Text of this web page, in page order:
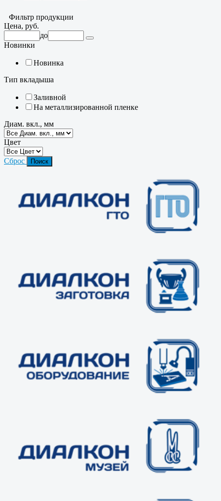
Фильтр продукции
Цена, руб.
до
Новинки
Новинка
Тип вкладыша
Заливной
На металлизированной пленке
Диам. вкл., мм
Цвет
Сброс